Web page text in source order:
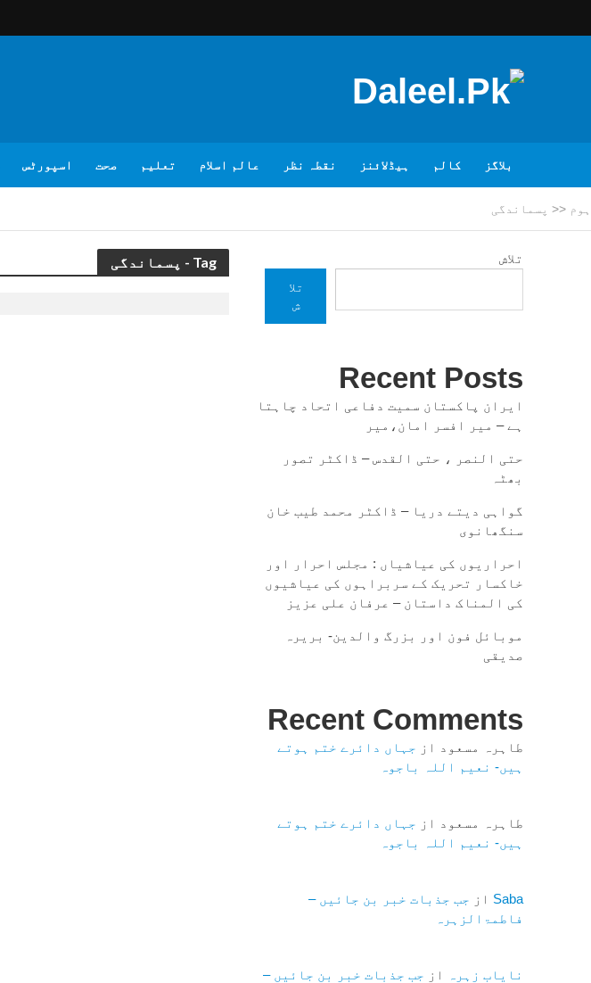
بلاگز کالم ہیڈلائنز نقطہ نظر عالم اسلام تعلیم صحت اسپورٹس
ہوم << پسماندگی
Tag - پسماندگی تلاش
تلا
ش
Recent Posts
ایران پاکستان سمیت دفاعی اتحاد چاہتا
ہے – میر افسر امان،میر
حتی النصر ، حتی القدس – ڈاکٹر تصور
بھٹہ
گواہی دیتے دریا – ڈاکٹر محمد طیب خان
سنگھانوی
احراریوں کی عیاشیاں : مجلس احرار اور
خاکسار تحریک کے سربراہوں کی عیاشیوں
کی المناک داستان – عرفان علی عزیز
موبائل فون اور بزرگ والدین- بریرہ
صدیقی
Recent Comments
طاہرہ مسعود از جہاں دائرے ختم ہوتے
ہیں- نعیم اللہ باجوہ
طاہرہ مسعود از جہاں دائرے ختم ہوتے
ہیں- نعیم اللہ باجوہ
Saba از جب جذبات خبر بن جائیں –
فاطمۃالزہرہ
نایاب زہرہ از جب جذبات خبر بن جائیں –